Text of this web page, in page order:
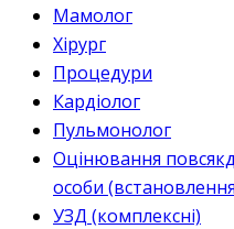
Мамолог
Хірург
Процедури
Кардіолог
Пульмонолог
Оцінювання
особи (встановлення
УЗД (комплексні)